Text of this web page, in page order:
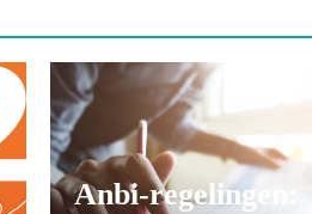
Anbi-regelingen: